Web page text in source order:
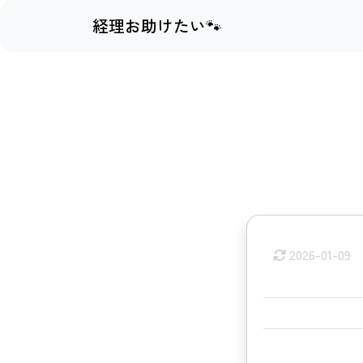
経理お助けたい🐾
2026-01-09